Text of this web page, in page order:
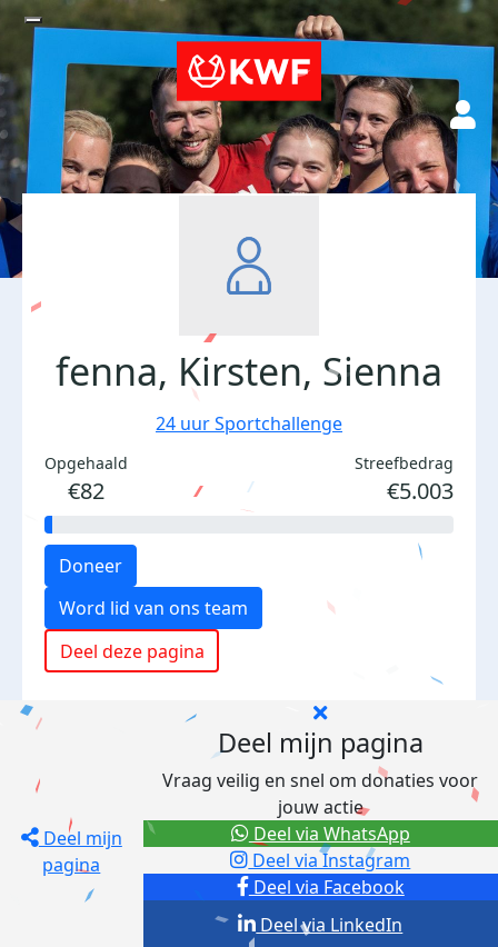
fenna, Kirsten, Sienna
24 uur Sportchallenge
Opgehaald
€82
Streefbedrag
€5.003
Doneer
Word lid van ons team
Deel deze pagina
Deel mijn
pagina
Deel mijn pagina
Vraag veilig en snel om donaties voor
jouw actie
Deel via Facebook
Deel via Instagram
Deel via LinkedIn
Deel via WhatsApp